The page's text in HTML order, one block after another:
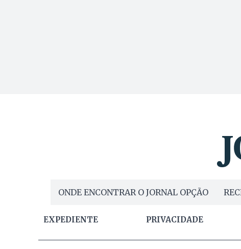
ONDE ENCONTRAR O JORNAL OPÇÃO
EXPEDIENTE PRIVACIDADE